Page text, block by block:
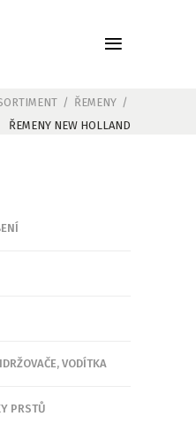
/ ŘEMENY /
ŘEMENY NEW HOLLAND
VODÍTKA
PRSTŮ